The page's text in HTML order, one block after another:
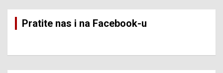
Pratite nas i na Facebook-u